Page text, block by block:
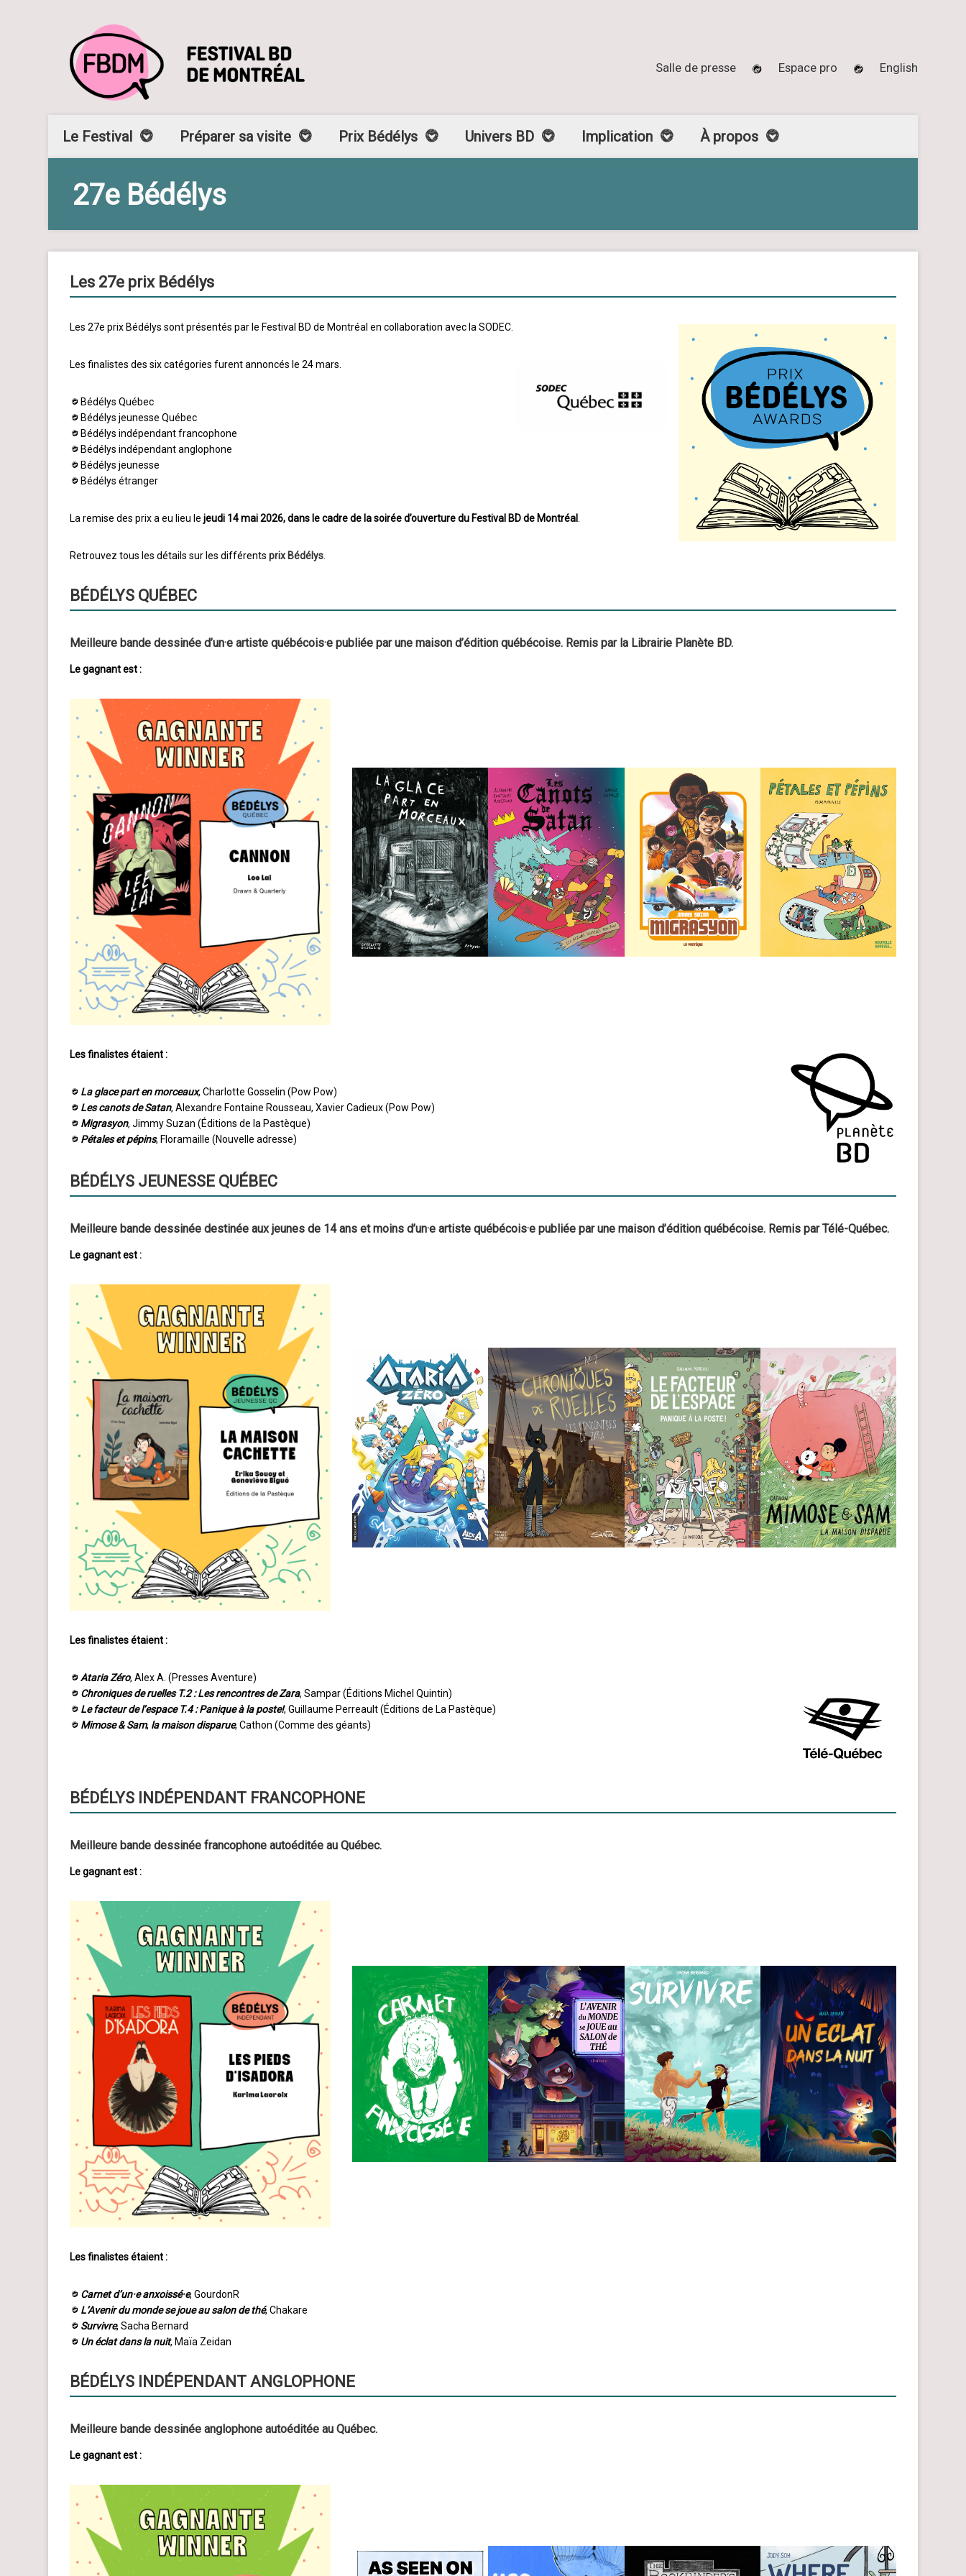
Salle de presse Espace pro English
Le Festival Préparer sa visite Prix Bédélys Univers BD Implication À propos
27e Bédélys
Les 27e prix Bédélys
Les 27e prix Bédélys sont présentés par le Festival BD de Montréal en collaboration avec la SODEC.
Les finalistes des six catégories furent annoncés le 24 mars.
Bédélys Québec
Bédélys jeunesse Québec
Bédélys indépendant francophone
Bédélys indépendant anglophone
Bédélys jeunesse
Bédélys étranger
La remise des prix a eu lieu le jeudi 14 mai 2026, dans le cadre de la soirée d’ouverture du Festival BD de Montréal.
Retrouvez tous les détails sur les différents prix Bédélys.
BÉDÉLYS QUÉBEC
Meilleure bande dessinée d’un·e artiste québécois·e publiée par une maison d’édition québécoise. Remis par la Librairie Planète BD.
Le gagnant est :
Les finalistes étaient :
La glace part en morceaux, Charlotte Gosselin (Pow Pow)
Les canots de Satan, Alexandre Fontaine Rousseau, Xavier Cadieux (Pow Pow)
Migrasyon, Jimmy Suzan (Éditions de la Pastèque)
Pétales et pépins, Floramaille (Nouvelle adresse)
BÉDÉLYS JEUNESSE QUÉBEC
Meilleure bande dessinée destinée aux jeunes de 14 ans et moins d’un·e artiste québécois·e publiée par une maison d’édition québécoise. Remis par Télé-Québec.
Le gagnant est :
Les finalistes étaient :
Ataria Zéro, Alex A. (Presses Aventure)
Chroniques de ruelles T.2 : Les rencontres de Zara, Sampar (Éditions Michel Quintin)
Le facteur de l’espace T.4 : Panique à la poste!, Guillaume Perreault (Éditions de La Pastèque)
Mimose & Sam, la maison disparue, Cathon (Comme des géants)
BÉDÉLYS INDÉPENDANT FRANCOPHONE
Meilleure bande dessinée francophone autoéditée au Québec.
Le gagnant est :
Les finalistes étaient :
Carnet d’un·e anxoissé·e, GourdonR
L’Avenir du monde se joue au salon de thé, Chakare
Survivre, Sacha Bernard
Un éclat dans la nuit, Maïa Zeidan
BÉDÉLYS INDÉPENDANT ANGLOPHONE
Meilleure bande dessinée anglophone autoéditée au Québec.
Le gagnant est :